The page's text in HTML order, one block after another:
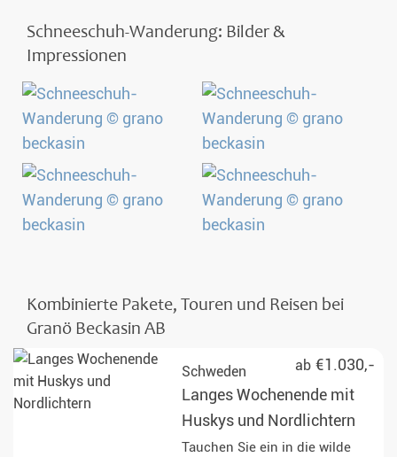
Schneeschuh-Wanderung: Bilder &
Impressionen
Kombinierte Pakete, Touren und Reisen bei
Granö Beckasin AB
ab €1.030,-
Schweden
Langes Wochenende mit
Huskys und Nordlichtern
Tauchen Sie ein in die wilde